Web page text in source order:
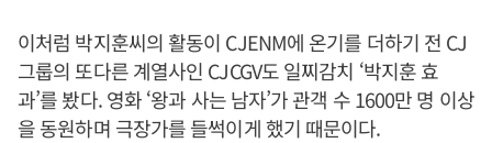
이처럼 박지훈씨의 활동이 CJENM에 온기를 더하기 전 CJ
그룹의 또다른 계열사인 CJCGV도 일찌감치 ‘박지훈 효
과’를 봤다. 영화 ‘왕과 사는 남자’가 관객 수 1600만 명 이상
을 동원하며 극장가를 들썩이게 했기 때문이다.